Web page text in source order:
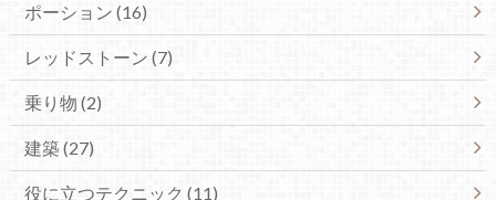
ポーション (16)
レッドストーン (7)
乗り物 (2)
建築 (27)
役に立つテクニック (11)